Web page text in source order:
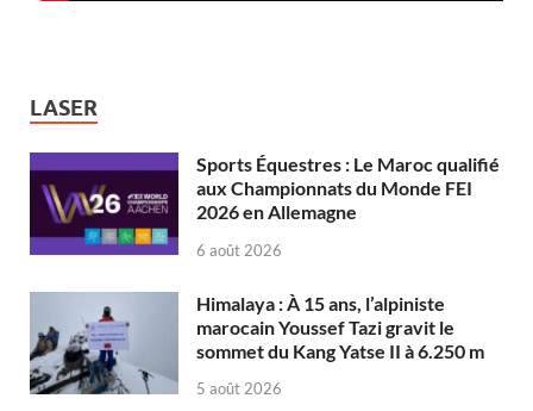
LASER
Sports Équestres : Le Maroc qualifié
aux Championnats du Monde FEI
2026 en Allemagne
6 août 2026
Himalaya : À 15 ans, l’alpiniste
marocain Youssef Tazi gravit le
sommet du Kang Yatse II à 6.250 m
5 août 2026